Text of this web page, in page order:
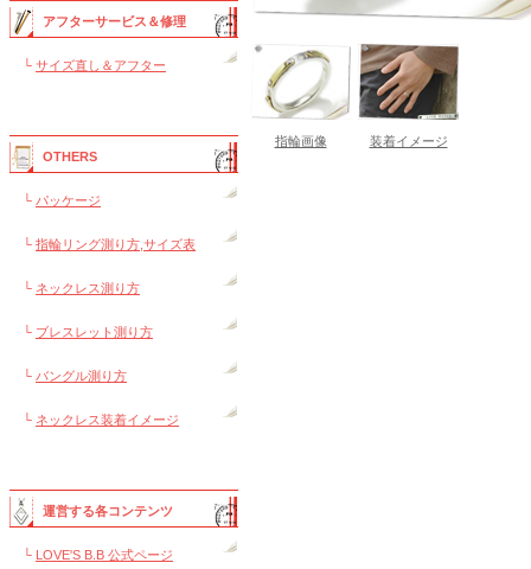
アフターサービス＆修理
└ サイズ直し＆アフター
OTHERS
└ パッケージ
└ 指輪リング測り方,サイズ表
└ ネックレス測り方
└ ブレスレット測り方
└ バングル測り方
└ ネックレス装着イメージ
運営する各コンテンツ
└ LOVE'S B.B 公式ページ
指輪画像 装着イメージ